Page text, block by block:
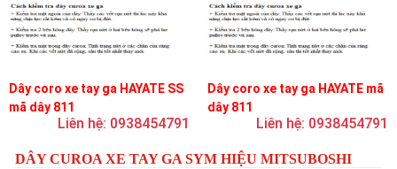
Dây coro xe tay ga HAYATE SS
mã dây 811
Liên hệ: 0938454791
Dây coro xe tay ga HAYATE mã
dây 811
Liên hệ: 0938454791
DÂY CUROA XE TAY GA SYM HIỆU MITSUBOSHI